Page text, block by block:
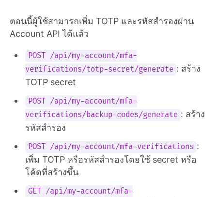
ตอนนี้ผู้ใช้สามารถเพิ่ม TOTP และรหัสสำรองผ่าน
Account API ได้แล้ว
POST /api/my-account/mfa-
verifications/totp-secret/generate : สร้าง
TOTP secret
POST /api/my-account/mfa-
verifications/backup-codes/generate : สร้าง
รหัสสำรอง
POST /api/my-account/mfa-verifications :
เพิ่ม TOTP หรือรหัสสำรองโดยใช้ secret หรือ
โค้ดที่สร้างขึ้น
GET /api/my-account/mfa-